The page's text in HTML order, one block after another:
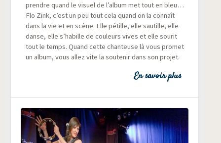
prendre quand le visuel de l’album met tout en bleu…
Flo Zink, c’est un peu tout cela quand on la connaît
dans la vie et en scène. Elle pétille, elle sau­tille, elle
danse, elle s’habille de cou­leurs vives et elle sou­rit
tout le temps. Quand cette chan­teuse là vous pro­met
un album, vous allez vite la sou­te­nir dans son projet.
En savoir plus